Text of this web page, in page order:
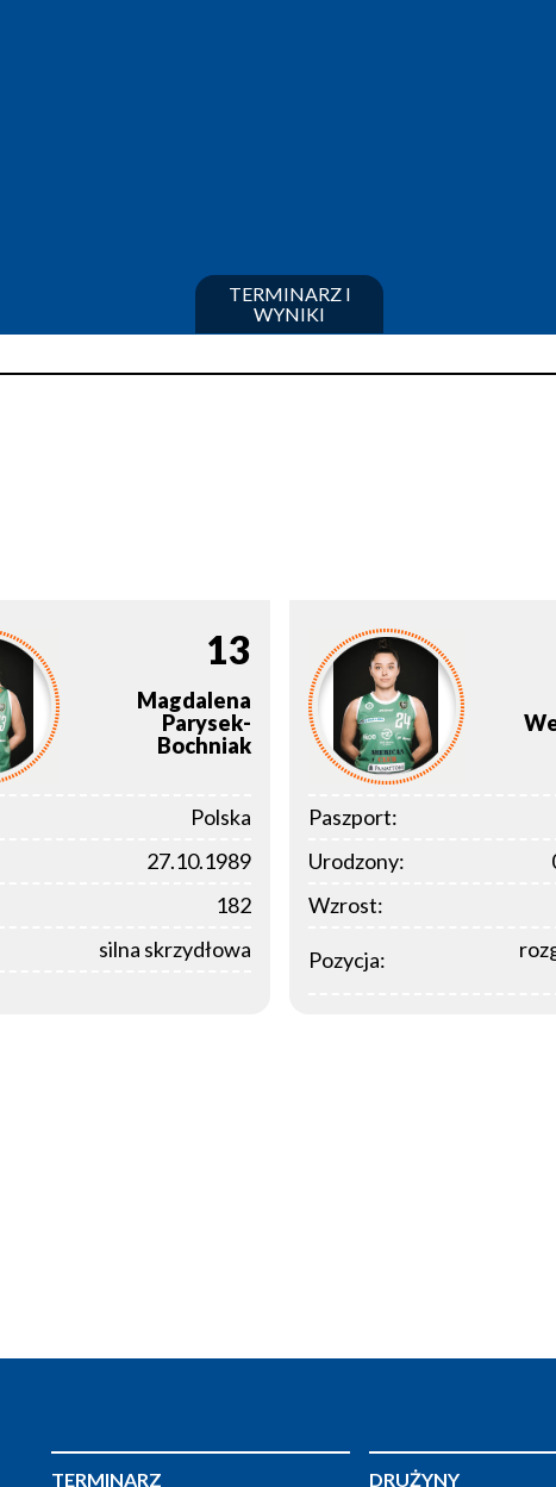
TERMINARZ I
WYNIKI
13
Magdalena
Parysek-
Bochniak
Polska
27.10.1989
182
silna skrzydłowa
Paszport:
Urodzony:
Wzrost:
Pozycja:
TERMINARZ DRUŻYNY